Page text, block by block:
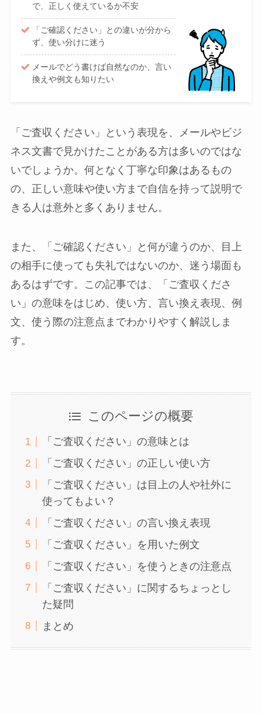
で、正しく使えているか不安
「ご確認ください」との違いが分から
ず、使い分けに迷う
メールでどう書けば自然なのか、言い
換えや例文も知りたい
「ご査収ください」という表現を、メールやビジ
ネス文書で見かけたことがある方は多いのではな
いでしょうか。何となく丁寧な印象はあるもの
の、正しい意味や使い方まで自信を持って説明で
きる人は意外と多くありません。
また、「ご確認ください」と何が違うのか、目上
の相手に使っても失礼ではないのか、迷う場面も
あるはずです。この記事では、「ご査収くださ
い」の意味をはじめ、使い方、言い換え表現、例
文、使う際の注意点までわかりやすく解説しま
す。
このページの概要
「ご査収ください」の意味とは
「ご査収ください」の正しい使い方
「ご査収ください」は目上の人や社外に
使ってもよい？
「ご査収ください」の言い換え表現
「ご査収ください」を用いた例文
「ご査収ください」を使うときの注意点
「ご査収ください」に関するちょっとし
た疑問
まとめ